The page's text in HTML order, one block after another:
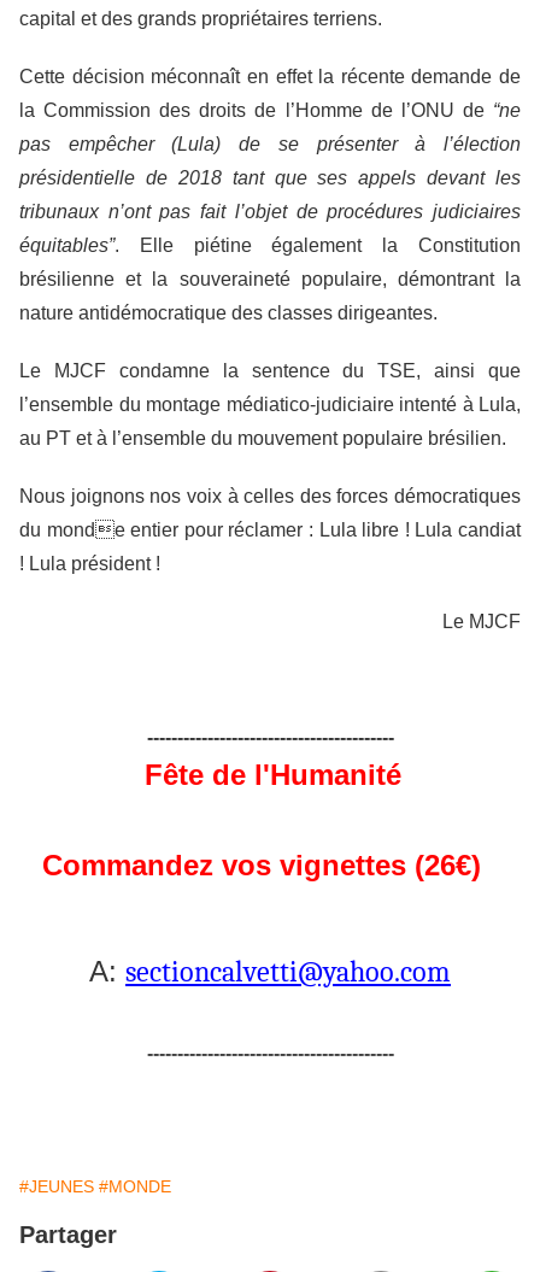
capital et des grands propriétaires terriens.
Cette décision méconnaît en effet la récente demande de
la Commission des droits de l’Homme de l’ONU de “ne
pas empêcher (Lula) de se présenter à l’élection
présidentielle de 2018 tant que ses appels devant les
tribunaux n’ont pas fait l’objet de procédures judiciaires
équitables”. Elle piétine également la Constitution
brésilienne et la souveraineté populaire, démontrant la
nature antidémocratique des classes dirigeantes.
Le MJCF condamne la sentence du TSE, ainsi que
l’ensemble du montage médiatico-judiciaire intenté à Lula,
au PT et à l’ensemble du mouvement populaire brésilien.
Nous joignons nos voix à celles des forces démocratiques
du monde entier pour réclamer : Lula libre ! Lula candiat
! Lula président !
Le MJCF
-----------------------------------------
Fête de l'Humanité
Commandez vos vignettes (26€)
A: sectioncalvetti@yahoo.com
-----------------------------------------
#JEUNES #MONDE
Partager